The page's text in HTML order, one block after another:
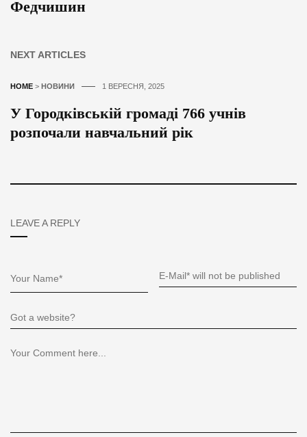
Федчишин
NEXT ARTICLES
HOME > НОВИНИ 1 ВЕРЕСНЯ, 2025
У Городківській громаді 766 учнів
розпочали навчальний рік
LEAVE A REPLY